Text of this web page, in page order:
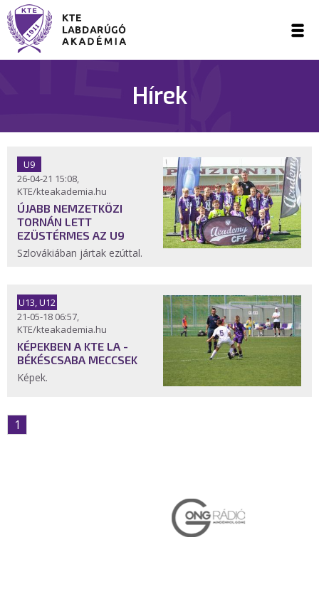
Hírek
U9
26-04-21 15:08,
KTE/kteakademia.hu
ÚJABB NEMZETKÖZI
TORNÁN LETT
EZÜSTÉRMES AZ U9
Szlovákiában jártak ezúttal.
U13, U12
21-05-18 06:57,
KTE/kteakademia.hu
KÉPEKBEN A KTE LA -
BÉKÉSCSABA MECCSEK
Képek.
1